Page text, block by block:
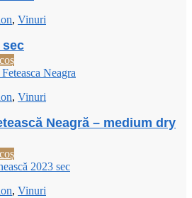
, Vinuri
sec
, Vinuri
Neagră – medium dry
, Vinuri